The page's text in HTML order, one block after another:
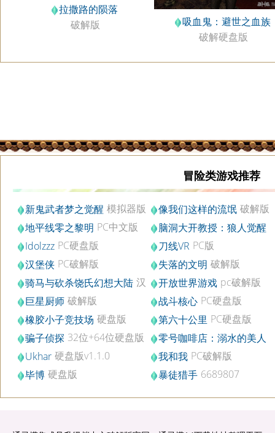
拉撒路的陨落
破解版
吸血鬼：避世之血族
破解硬盘版
冒险类游戏推荐
新鬼武者梦之觉醒 模拟器版 像我们这样的流氓 破解版
v1.01
地平线零之黎明 PC中文版
脑洞大开教授：狼人觉醒
Idolzzz PC硬盘版 刀线VR PC版
汉堡侠 PC破解版 失落的文明 破解版
骑马与砍杀饶氏幻想大陆 汉
化版v1.2
开放世界游戏 pc破解版
巨星厨师 破解版 战斗核心 PC硬盘版
橡胶小子竞技场 硬盘版 第六十公里 PC硬盘版
骗子侦探 32位+64位硬盘版
零号咖啡店：溺水的美人
鱼 破解版
Ukhar 硬盘版v1.1.0 我和我 PC破解版
毕博 硬盘版 暴徒猎手 6689807